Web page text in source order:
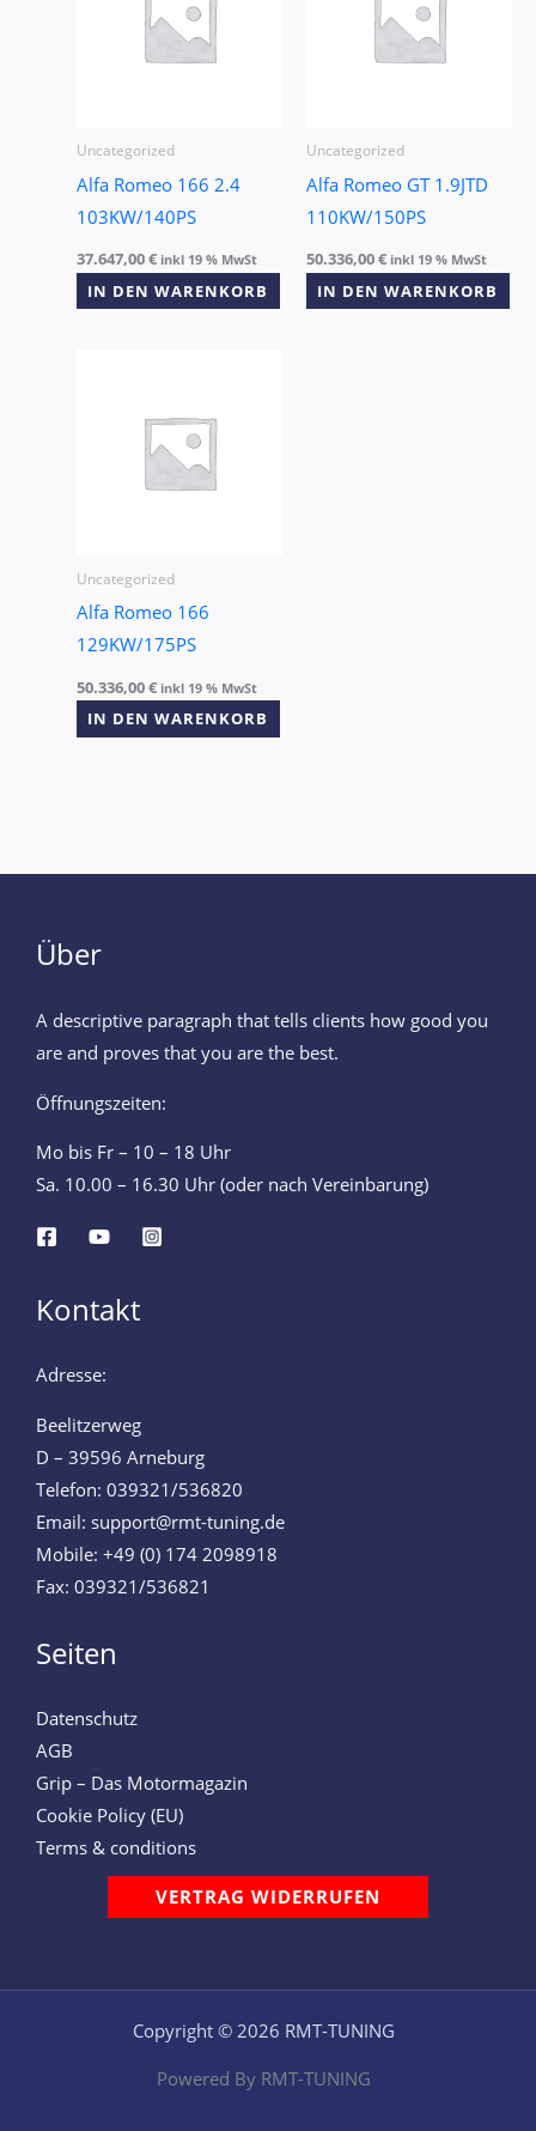
Uncategorized
Alfa Romeo 166 2.4
103KW/140PS
37.647,00€ inkl 19 % MwSt
IN DEN WARENKORB
Uncategorized
Alfa Romeo GT 1.9JTD
110KW/150PS
50.336,00€ inkl 19 % MwSt
IN DEN WARENKORB
Uncategorized
Alfa Romeo 166
129KW/175PS
50.336,00€ inkl 19 % MwSt
IN DEN WARENKORB
Über
A descriptive paragraph that tells clients how good you
are and proves that you are the best.
Öffnungszeiten:
Mo bis Fr – 10 – 18 Uhr
Sa. 10.00 – 16.30 Uhr (oder nach Vereinbarung)
Kontakt
Adresse:
Beelitzerweg
D – 39596 Arneburg
Telefon: 039321/536820
Email: support@rmt-tuning.de
Mobile: +49 (0) 174 2098918
Fax: 039321/536821
Seiten
Datenschutz
AGB
Grip – Das Motormagazin
Cookie Policy (EU)
Terms & conditions
VERTRAG WIDERRUFEN
Copyright © 2026 RMT-TUNING
Powered By RMT-TUNING